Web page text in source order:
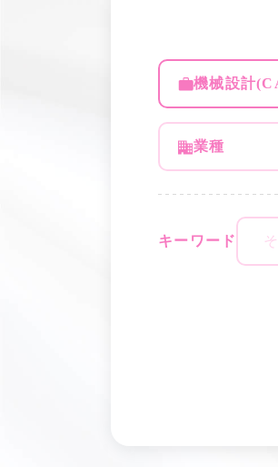
機械設計
業種
キーワード